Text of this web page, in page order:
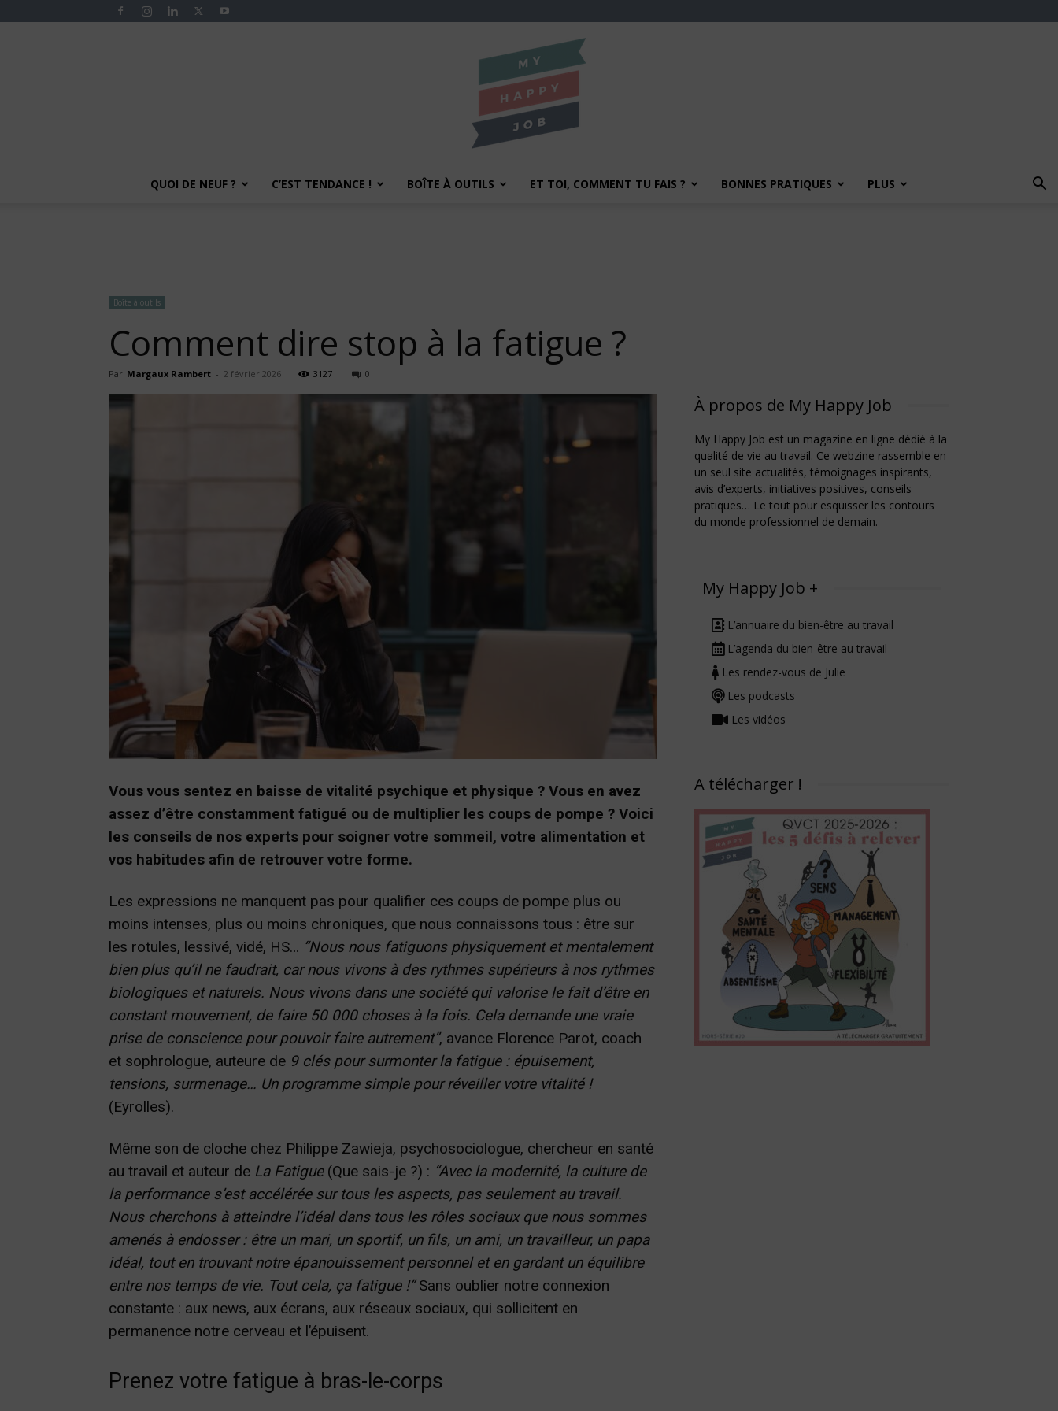
QUOI DE NEUF ? C’EST TENDANCE ! BOÎTE À OUTILS ET TOI, COMMENT TU FAIS ? BONNES PRATIQUES PLUS
Boîte à outils
Comment dire stop à la fatigue ?
Par Margaux Rambert - 2 février 2026 3127 0
Vous vous sentez en baisse de vitalité psychique et physique ? Vous en avez
assez d’être constamment fatigué ou de multiplier les coups de pompe ? Voici
les conseils de nos experts pour soigner votre sommeil, votre alimentation et
vos habitudes afin de retrouver votre forme.
Les expressions ne manquent pas pour qualifier ces coups de pompe plus ou
moins intenses, plus ou moins chroniques, que nous connaissons tous : être sur
les rotules, lessivé, vidé, HS… “Nous nous fatiguons physiquement et mentalement
bien plus qu’il ne faudrait, car nous vivons à des rythmes supérieurs à nos rythmes
biologiques et naturels. Nous vivons dans une société qui valorise le fait d’être en
constant mouvement, de faire 50 000 choses à la fois. Cela demande une vraie
prise de conscience pour pouvoir faire autrement”, avance Florence Parot, coach
et sophrologue, auteure de 9 clés pour surmonter la fatigue : épuisement,
tensions, surmenage… Un programme simple pour réveiller votre vitalité !
(Eyrolles).
Même son de cloche chez Philippe Zawieja, psychosociologue, chercheur en santé
au travail et auteur de La Fatigue(Que sais-je ?) : “Avec la modernité, la culture de
la performance s’est accélérée sur tous les aspects, pas seulement au travail.
Nous cherchons à atteindre l’idéal dans tous les rôles sociaux que nous sommes
amenés à endosser : être un mari, un sportif, un fils, un ami, un travailleur, un papa
idéal, tout en trouvant notre épanouissement personnel et en gardant un équilibre
entre nos temps de vie. Tout cela, ça fatigue !”Sans oublier notre connexion
constante : aux news, aux écrans, aux réseaux sociaux, qui sollicitent en
permanence notre cerveau et l’épuisent.
Prenez votre fatigue à bras-le-corps
À propos de My Happy Job
My Happy Job est un magazine en ligne dédié à la
qualité de vie au travail. Ce webzine rassemble en
un seul site actualités, témoignages inspirants,
avis d’experts, initiatives positives, conseils
pratiques… Le tout pour esquisser les contours
du monde professionnel de demain.
My Happy Job +
L’annuaire du bien-être au travail
L’agenda du bien-être au travail
Les rendez-vous de Julie
Les podcasts
Les vidéos
A télécharger !